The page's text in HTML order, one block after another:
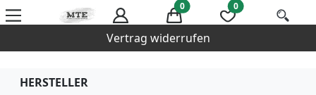
0 0
Vertrag widerrufen
HERSTELLER